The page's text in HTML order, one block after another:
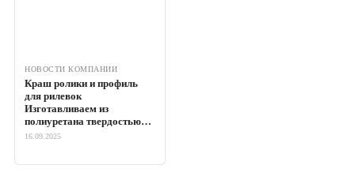
НОВОСТИ КОМПАНИИ
Краш ролики и профиль
для рилевок
Изготавливаем из
полиуретана твердостью…
16.09.2025